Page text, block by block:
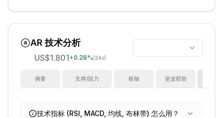
AR技术分析
US$1.801+0.28%(24s)
摘要 支撑/阻力 枢轴 斐波那契
技术指标 (RSI, MACD, 均线, 布林带) 怎么用？